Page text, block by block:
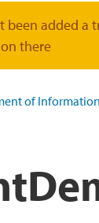
been added a
there
of